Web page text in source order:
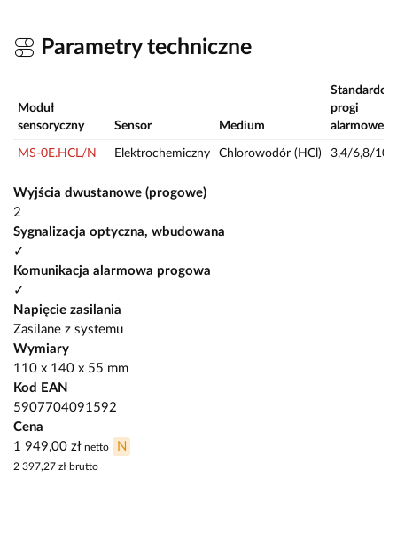
Parametry techniczne
Moduł
sensoryczny
Sensor Medium
progi
alarmowe
MS-0E.HCL/N Elektrochemiczny Chlorowodór (HCl) 3,4/6,8/10
Wyjścia dwustanowe (progowe)
2
Sygnalizacja optyczna, wbudowana
✓
Komunikacja alarmowa progowa
✓
Napięcie zasilania
Zasilane z systemu
Wymiary
110 x 140 x 55 mm
Kod EAN
5907704091592
Cena
1 949,00 zł netto N
2 397,27 zł brutto